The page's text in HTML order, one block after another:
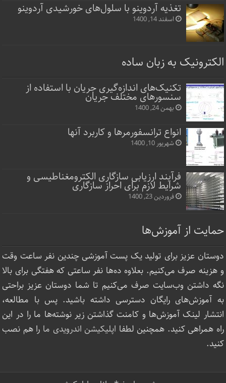
تغذیه آردوینو با سلول‌های خورشیدی آردوینو
اسفند 14, 1400
الکترونیک به زبان ساده
تکنیک‌های اندازه‌گیری جریان با استفاده از
سنسورهای مختلف جریان
بهمن 24, 1400
انواع ترانسفورمرها و کاربرد آنها
شهریور 10, 1400
فرآیند ارزیابی سازگاری الکترومغناطیسی و
شرایط لازم برای احراز سازگاری
فروردین 23, 1400
حمایت از آموزش‌ها
دوستان عزیز برای تولید یک پست آموزشی چندین نفر ساعت‌ وقت
و هزینه صرف می‌کنیم. بعلاوه ده‌ها نفر ساعتی که هفتگی برای بالا
نگه داشتن وب‌سایت صرف ‌می‌کنیم تا شما دوستان عزیز براحتی
به آموزش‌های رایگان دسترسی داشته باشید. پس با مطالعه،
انتشار لینک‌ آموزش‌ها و کامنت گذاشتن زیر نوشته‌‌ها ما را در این
راه همراهی کنید. همچنین لطفا اپلیکیشن اندرویدی ما را هم نصب
کنید.